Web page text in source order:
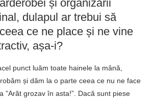
și organizării
dulapul ar trebui să
ce ne place și ne vine
așa-i?
punct luăm toate hainele la mână,
și dăm la o parte ceea ce nu ne face
”Arăt grozav în asta!”. Dacă sunt piese